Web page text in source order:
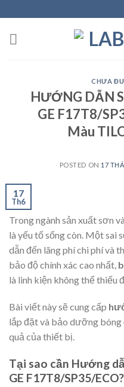
to
content
CHƯA
HƯỚNG DẪN
GE F17T8/
Màu
POSTED ON 17
17
Th6
Trong ngành sản xuất sơn
là yếu tố sống còn. Một sai
dẫn đến lãng phí chi phí và
bảo độ chính xác cao nhất,
là linh kiện không thể thiếu
Bài viết này sẽ cung cấp
lắp đặt và bảo dưỡng bóng
quả của thiết bị.
Tại sao cần Hướng
GE F17T8/SP35/ECO?